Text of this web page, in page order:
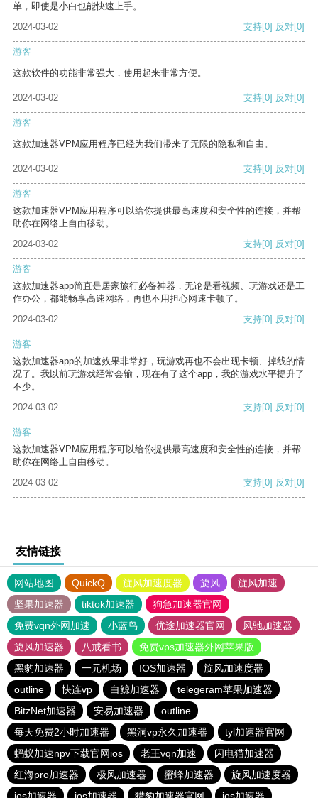
单，即使是小白也能快速上手。
2024-03-02
支持[0] 反对[0]
游客
这款软件的功能非常强大，使用起来非常方便。
2024-03-02 支持[0] 反对[0]
游客
这款加速器VPM应用程序已经为我们带来了无限的隐私和自由。
2024-03-02 支持[0] 反对[0]
游客
这款加速器VPM应用程序可以给你提供最高速度和安全性的连接，并帮
助你在网络上自由移动。
2024-03-02
支持[0] 反对[0]
游客
这款加速器app简直是居家旅行必备神器，无论是看视频、玩游戏还是工
作办公，都能畅享高速网络，再也不用担心网速卡顿了。
2024-03-02
支持[0] 反对[0]
游客
这款加速器app的加速效果非常好，玩游戏再也不会出现卡顿、掉线的情
况了。我以前玩游戏经常会输，现在有了这个app，我的游戏水平提升了
不少。
2024-03-02
支持[0] 反对[0]
游客
这款加速器VPM应用程序可以给你提供最高速度和安全性的连接，并帮
助你在网络上自由移动。
2024-03-02
支持[0] 反对[0]
友情链接
网站地图 QuickQ 旋风加速度器 旋风
旋风加速
坚果加速器
tiktok加速器
狗急加速器官网
免费vqn外网加速
小蓝鸟 优途加速器官网
风驰加速器
旋风加速器
八戒看书
免费vps加速器外网苹果版
黑豹加速器
一元机场 IOS加速器
旋风加速度器
outline
快连vp 白鲸加速器
telegeram苹果加速器
BitzNet加速器
安易加速器
outline
每天免费2小时加速器
黑洞vp永久加速器
tyl加速器官网
蚂蚁加速npv下载官网ios
老王vqn加速
闪电猫加速器
红海pro加速器
极风加速器 蜜蜂加速器
旋风加速度器